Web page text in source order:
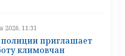
2026, 11:31
приглашает
климовчан